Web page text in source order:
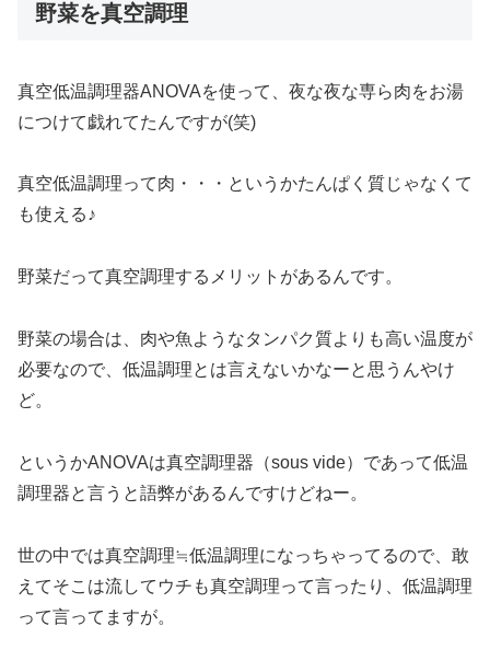
野菜を真空調理
真空低温調理器ANOVAを使って、夜な夜な専ら肉をお湯
につけて戯れてたんですが(笑)
真空低温調理って肉・・・というかたんぱく質じゃなくて
も使える♪
野菜だって真空調理するメリットがあるんです。
野菜の場合は、肉や魚ようなタンパク質よりも高い温度が
必要なので、低温調理とは言えないかなーと思うんやけ
ど。
というかANOVAは真空調理器（sous vide）であって低温
調理器と言うと語弊があるんですけどねー。
世の中では真空調理≒低温調理になっちゃってるので、敢
えてそこは流してウチも真空調理って言ったり、低温調理
って言ってますが。